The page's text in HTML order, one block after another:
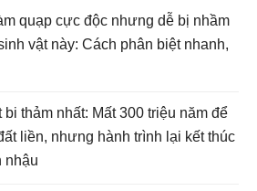
quạp cực độc nhưng dễ bị nhầm
vật này: Cách phân biệt nhanh,
bi thảm nhất: Mất 300 triệu năm để
liền, nhưng hành trình lại kết thúc
nhậu